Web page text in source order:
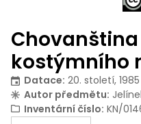
kostýmního
Datace: 20. století, 1985
Autor předmětu:
Inventární číslo: KN/